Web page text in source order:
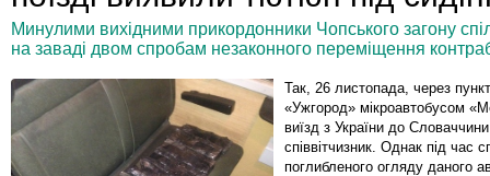
Минулими вихідними прикордонники Чопського загону
на заваді двом спробам незаконного переміщення
Так, 26 листопада, через
«Ужгород» мікроавтобусом
виїзд з України до
співвітчизник. Однак під час
поглибленого огляду даного